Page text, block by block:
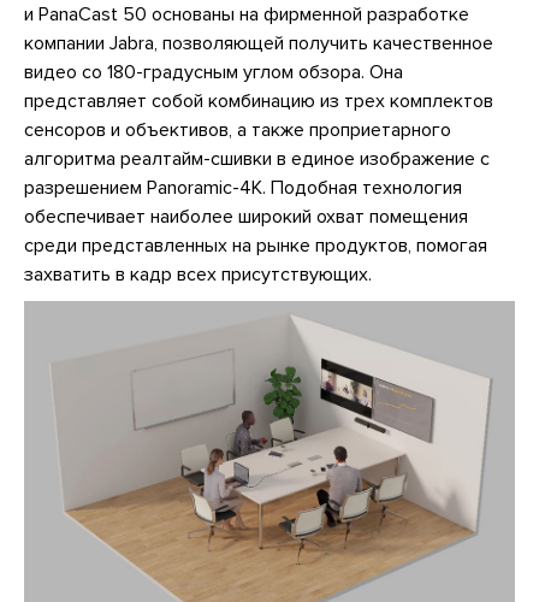
и PanaCast 50 основаны на фирменной разработке
компании Jabra, позволяющей получить качественное
видео со 180-градусным углом обзора. Она
представляет собой комбинацию из трех комплектов
сенсоров и объективов, а также проприетарного
алгоритма реалтайм-сшивки в единое изображение с
разрешением Panoramic-4K. Подобная технология
обеспечивает наиболее широкий охват помещения
среди представленных на рынке продуктов, помогая
захватить в кадр всех присутствующих.